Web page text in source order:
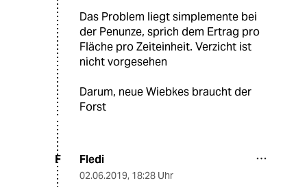
Das Problem liegt simplemente bei
der Penunze, sprich dem Ertrag pro
Fläche pro Zeiteinheit. Verzicht ist
nicht vorgesehen
Darum, neue Wiebkes braucht der
Forst
F Fledi
02.06.2019, 18:28 Uhr